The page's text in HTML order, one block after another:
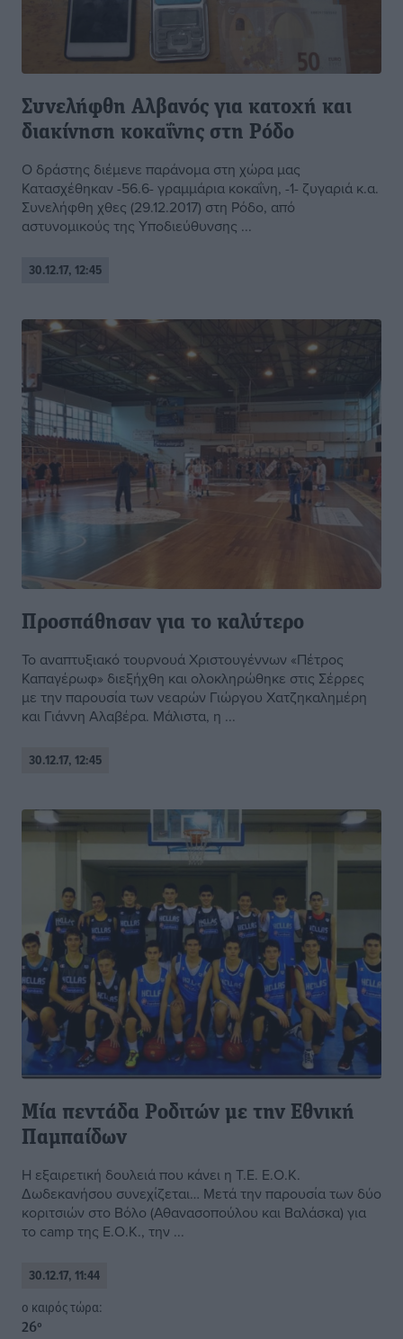
Συνελήφθη Αλβανός για κατοχή και
διακίνηση κοκαΐνης στη Ρόδο
Ο δράστης διέμενε παράνομα στη χώρα μας
Κατασχέθηκαν -56.6- γραμμάρια κοκαΐνη, -1- ζυγαριά κ.α.
Συνελήφθη χθες (29.12.2017) στη Ρόδο, από
αστυνομικούς της Υποδιεύθυνσης ...
30.12.17, 12:45
Προσπάθησαν για το καλύτερο
Το αναπτυξιακό τουρνουά Χριστουγέννων «Πέτρος
Καπαγέρωφ» διεξήχθη και ολοκληρώθηκε στις Σέρρες
με την παρουσία των νεαρών Γιώργου Χατζηκαλημέρη
και Γιάννη Αλαβέρα. Μάλιστα, η ...
30.12.17, 12:45
Μία πεντάδα Ροδιτών με την Εθνική
Παμπαίδων
Η εξαιρετική δουλειά που κάνει η Τ.Ε. Ε.Ο.Κ.
Δωδεκανήσου συνεχίζεται… Μετά την παρουσία των δύο
κοριτσιών στο Βόλο (Αθανασοπούλου και Βαλάσκα) για
το camp της Ε.Ο.Κ., την ...
30.12.17, 11:44
o καιρός τώρα:
26°